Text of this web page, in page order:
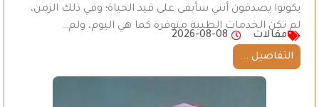
يكونوا يصدقون أنني سأبقى على قيد الحياة؛ وفي ذلك الزمن،
لم تكن الخدمات الطبية متوفرة كما هي اليوم، ولم…
مقالات
2026-08-08
التفاصيل ...